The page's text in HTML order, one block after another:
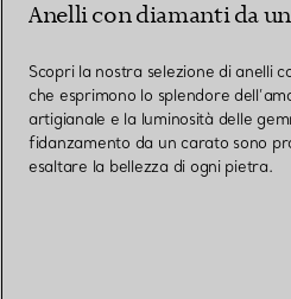
Anelli con diamanti da
Scopri la nostra selezione di anelli
che esprimono lo splendore
artigianale e la luminosità delle
fidanzamento da un carato sono
esaltare la bellezza di ogni pietra.